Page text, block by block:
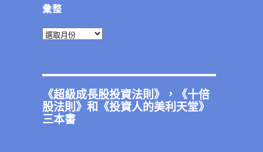
彙整
彙
《超級成長股投資法則》，《十倍
股法則》和《投資人的美利天堂》
三本書